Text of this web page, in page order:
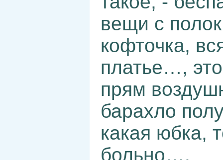
вещи с
кофточка,
платье…,
прям
барахло
какая юбка,
больно….